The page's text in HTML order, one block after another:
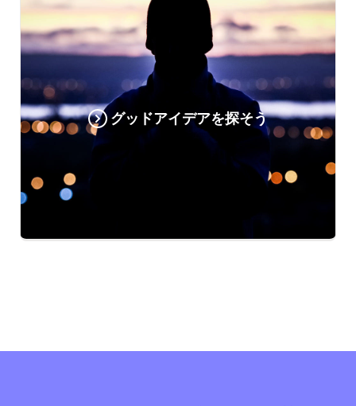
グッドアイデアを探そう